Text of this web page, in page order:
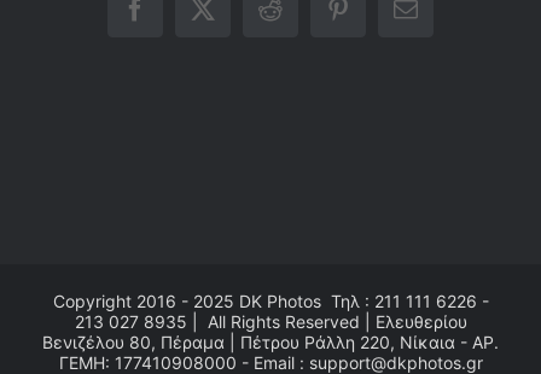
Facebook
X RedditPinterestEmail
Copyright 2016 - 2025 DK PhotosΤηλ : 211 111 6226 -
213 027 8935 | All Rights Reserved | Ελευθερίου
Βενιζέλου 80, Πέραμα | Πέτρου Ράλλη 220, Νίκαια - ΑΡ.
ΓΕΜΗ: 177410908000 - Email : support@dkphotos.gr